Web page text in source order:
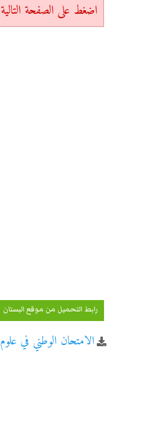
اضغط على الصفحة التالية
رابط التحميل من موقع البستان
الامتحان الوطني في علوم